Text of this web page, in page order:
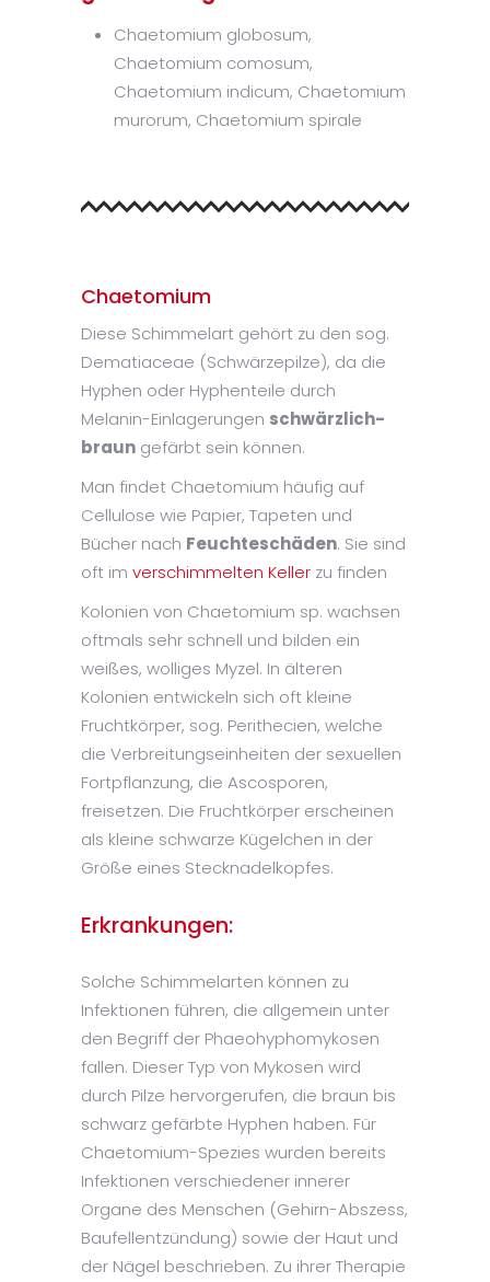
Chaetomium globosum,
Chaetomium comosum,
Chaetomium indicum, Chaetomium
murorum, Chaetomium spirale
Chaetomium
Diese Schimmelart gehört zu den sog.
Dematiaceae (Schwärzepilze), da die
Hyphen oder Hyphenteile durch
Melanin-Einlagerungen schwärzlich-
braun gefärbt sein können.
Man findet Chaetomium häufig auf
Cellulose wie Papier, Tapeten und
Bücher nach Feuchteschäden. Sie sind
oft im verschimmelten Keller zu finden
Kolonien von Chaetomium sp. wachsen
oftmals sehr schnell und bilden ein
weißes, wolliges Myzel. In älteren
Kolonien entwickeln sich oft kleine
Fruchtkörper, sog. Perithecien, welche
die Verbreitungseinheiten der sexuellen
Fortpflanzung, die Ascosporen,
freisetzen. Die Fruchtkörper erscheinen
als kleine schwarze Kügelchen in der
Größe eines Stecknadelkopfes.
Erkrankungen:
Solche Schimmelarten können zu
Infektionen führen, die allgemein unter
den Begriff der Phaeohyphomykosen
fallen. Dieser Typ von Mykosen wird
durch Pilze hervorgerufen, die braun bis
schwarz gefärbte Hyphen haben. Für
Chaetomium-Spezies wurden bereits
Infektionen verschiedener innerer
Organe des Menschen (Gehirn-Abszess,
Baufellentzündung) sowie der Haut und
der Nägel beschrieben. Zu ihrer Therapie